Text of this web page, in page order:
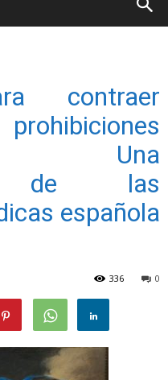
contraer
Una
de las
española
0
336